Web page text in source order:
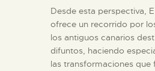
Desde esta perspectiva,
ofrece un recorrido por
los antiguos canarios
difuntos, haciendo
las transformaciones que